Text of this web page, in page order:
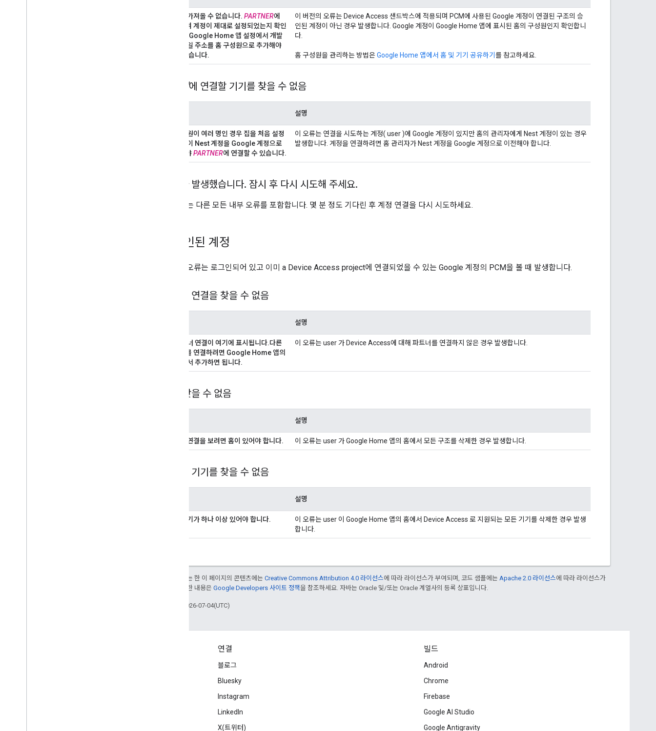
정보를 가져올 수 없습니다. PARTNER에
문의하여 계정이 제대로 설정되었는지 확인
Google Home 앱 설정에서 개발
자 이메일 주소를 홈 구성원으로 추가해야
할 수 있습니다.
이 버전의 오류는 Device Access 샌드박스에 적용되며 PCM에 사용된 Google 계정이 연결된 구조의 승
인된 계정이 아닌 경우 발생합니다. Google 계정이 Google Home 앱에 표시된 홈의 구성원인지 확인합니
다.
홈 구성원을 관리하는 방법은Google Home 앱에서 홈 및 기기 공유하기 를 참고하세요.
에 연결할 기기를 찾을 수 없음
설명
집 구성원이 여러 명인 경우 집을 처음 설정
한 사람이 Nest 계정을 Google 계정으로
이전해야PARTNER에 연결할 수 있습니다.
이 오류는 연결을 시도하는 계정( user )에 Google 계정이 있지만 홈의 관리자에게 Nest 계정이 있는 경우
발생합니다. 계정을 연결하려면 홈 관리자가 Nest 계정을 Google 계정으로 이전해야 합니다.
문제가 발생했습니다. 잠시 후 다시 시도해 주세요.
이 오류는 다른 모든 내부 오류를 포함합니다. 몇 분 정도 기다린 후 계정 연결을 다시 시도하세요.
로그인된 계정
이러한 오류는 로그인되어 있고 이미 a Device Access project에 연결되었을 수 있는 Google 계정의 PCM을 볼 때 발생합니다.
파트너 연결을 찾을 수 없음
설명
새 파트너 연결이 여기에 표시됩니다.다른
서비스를 연결하려면 Google Home 앱의
홈 뷰에서 추가하면 됩니다.
이 오류는 user 가 Device Access에 대해 파트너를 연결하지 않은 경우 발생합니다.
홈을 찾을 수 없음
설명
파트너 연결을 보려면 홈이 있어야 합니다. 이 오류는 user 가 Google Home 앱의 홈에서 모든 구조를 삭제한 경우 발생합니다.
홈에서 기기를 찾을 수 없음
설명
홈에 기기가 하나 이상 있어야 합니다.
이 오류는 user 이 Google Home 앱의 홈에서 Device Access 로 지원되는 모든 기기를 삭제한 경우 발생
합니다.
달리 명시되지 않는 한 이 페이지의 콘텐츠에는 Creative Commons Attribution 4.0 라이선스에 따라 라이선스가 부여되며, 코드 샘플에는 Apache 2.0 라이선스에 따라 라이선스가
부여됩니다. 자세한 내용은 Google Developers 사이트 정책을 참조하세요. 자바는 Oracle 및/또는 Oracle 계열사의 등록 상표입니다.
최종 업데이트: 2026-07-04(UTC)
연결
블로그
Bluesky
Instagram
LinkedIn
X(트위터)
빌드
Android
Chrome
Firebase
Google AI Studio
Google Antigravity